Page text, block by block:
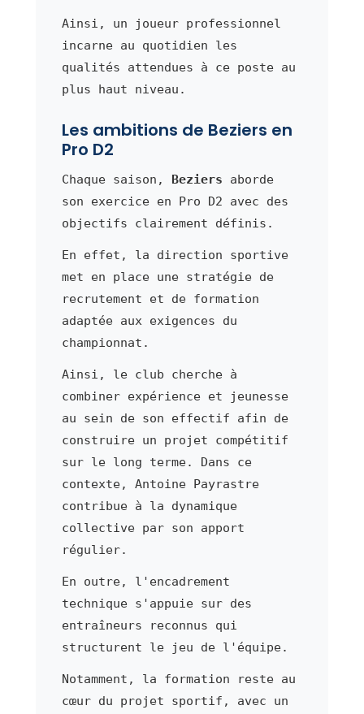
Ainsi, un joueur professionnel
incarne au quotidien les
qualités attendues à ce poste au
plus haut niveau.
Les ambitions de Beziers en
Pro D2
Chaque saison, Beziers aborde
son exercice en Pro D2 avec des
objectifs clairement définis.
En effet, la direction sportive
met en place une stratégie de
recrutement et de formation
adaptée aux exigences du
championnat.
Ainsi, le club cherche à
combiner expérience et jeunesse
au sein de son effectif afin de
construire un projet compétitif
sur le long terme. Dans ce
contexte, Antoine Payrastre
contribue à la dynamique
collective par son apport
régulier.
En outre, l'encadrement
technique s'appuie sur des
entraîneurs reconnus qui
structurent le jeu de l'équipe.
Notamment, la formation reste au
cœur du projet sportif, avec un